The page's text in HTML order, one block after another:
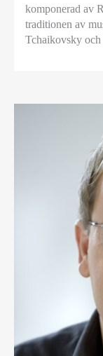
komponerad av
traditionen av
Tchaikovsky och